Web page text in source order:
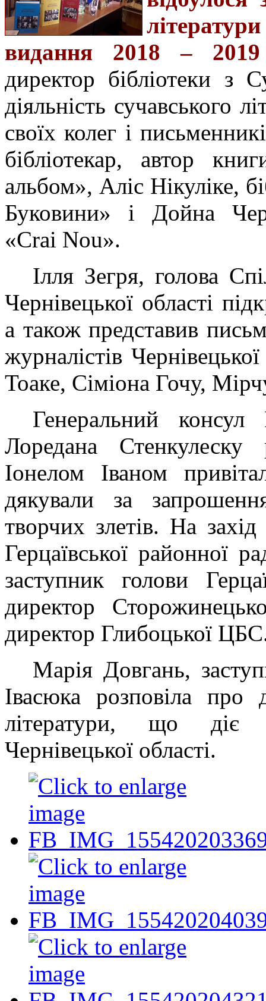
видання 2018 – 2019
директор бібліотеки з
діяльність сучавського
своїх колег і
бібліотекар, автор
альбом», Аліс Нікуліке,
Буковини» і Дойна
«Crai Nou».
Ілля Зегря, голова
Чернівецької області
а також представив
журналістів
Тоаке, Сіміона Гочу,
Генеральний
Лоредана Стенкулеску
Іонелом Іваном
дякували за
творчих злетів. На
Герцаївської районної
заступник голови
директор
директор Глибоцької
Марія Довгань,
Івасюка розповіла про
літератури, що діє
Чернівецької області.